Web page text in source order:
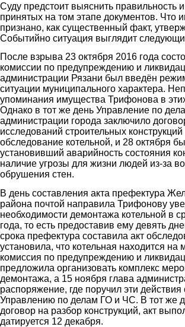
Суду предстоит выяснить правильность
принятых на том этапе документов. Что
признано, как существенный факт,
Событийно ситуация выглядит
После взрыва 23 октября 2016 года
комиссии по предупреждению и
администрации Рязани был введён
ситуации муниципального характера.
упоминания имущества Трифонова в
Однако в тот же день Управление по
администрации города заключило
исследований строительных
обследование котельной, и 28 октября
установивший аварийность состояния
наличие угрозы для жизни людей из-за
обрушения стен.
В день составления акта префектура
района почтой направила Трифонову
необходимости демонтажа котельной в
года, то есть предоставив ему девять
срока префектура составила акт
установила, что котельная находится на
комиссия по предупреждению и
предложила организовать комплекс
демонтажа, а 15 ноября глава
распоряжение, где поручил эти действия
Управлению по делам ГО и ЧС. В тот же
договор на разбор конструкций, акт
датируется 12 декабря.